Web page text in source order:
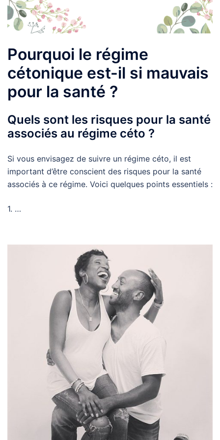
Pourquoi le régime
cétonique est-il si mauvais
pour la santé ?
Quels sont les risques pour la santé
associés au régime céto ?
Si vous envisagez de suivre un régime céto, il est
important d’être conscient des risques pour la santé
associés à ce régime. Voici quelques points essentiels :
1. …